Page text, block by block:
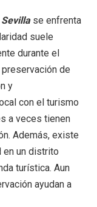
se enfrenta
suele
durante el
de
y
con el turismo
a veces tienen
Además, existe
en un distrito
turística. Aun
ayudan a